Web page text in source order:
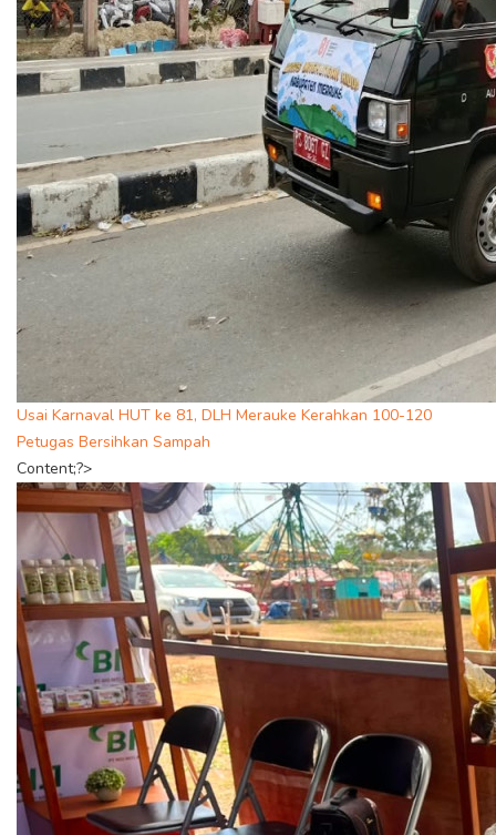
Usai Karnaval HUT ke 81, DLH Merauke Kerahkan 100-120
Petugas Bersihkan Sampah
Content;?>